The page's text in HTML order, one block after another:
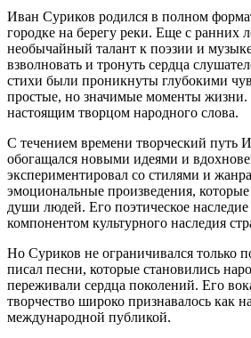
Иван Суриков родился в полном
городке на берегу реки. Еще с ранних
необычайный талант к поэзии и
взволновать и тронуть сердца
стихи были проникнуты глубокими
простые, но значимые моменты жизни.
настоящим творцом народного слова.
С течением времени творческий путь
обогащался новыми идеями и
экспериментировал со стилями и
эмоциональные произведения, которые
души людей. Его поэтическое
компонентом культурного наследия
Но Суриков не ограничивался только
писал песни, которые становились
переживали сердца поколений. Его
творчество широко признавалось как
международной публикой.